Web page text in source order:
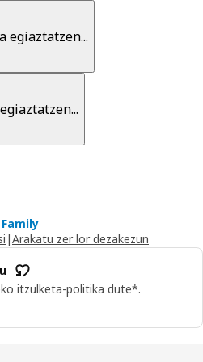
egiaztatzen...
Family
|Arakatu zer lor dezakezun
itzulketa-politika dute*.